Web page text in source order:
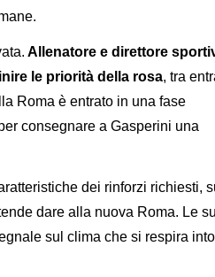
Allenatore e direttore
le priorità della rosa, tra
Roma è entrato in una fase
consegnare a Gasperini una
dei rinforzi richiesti,
dare alla nuova Roma. Le
sul clima che si respira